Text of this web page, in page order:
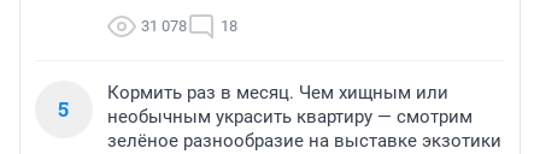
31 078 18
5
Кормить раз в месяц. Чем хищным или
необычным украсить квартиру — смотрим
зелёное разнообразие на выставке экзотики